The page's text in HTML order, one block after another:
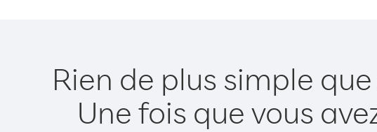
Rien de plus simple
Une fois que vous